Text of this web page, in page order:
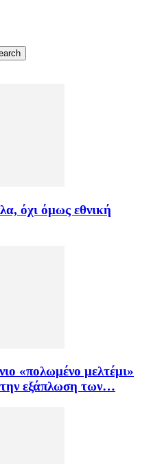
όχι όμως εθνική
«πολωμένο μελτέμι»
εξάπλωση των…